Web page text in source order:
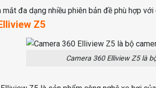
đa dạng nhiều phiên bản đề phù hợp
Z5
Camera 360 Elliview Z5 là